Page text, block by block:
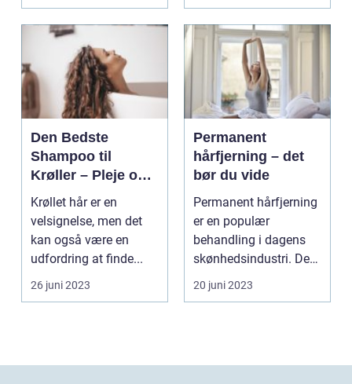
Den Bedste
Shampoo til
Krøller – Pleje og
Definition til Dine
Smukke Lokker
Krøllet hår er en
velsignelse, men det
kan også være en
udfordring at finde...
26 juni 2023
Permanent
hårfjerning – det
bør du vide
Permanent hårfjerning
er en populær
behandling i dagens
skønhedsindustri. De
fles...
20 juni 2023